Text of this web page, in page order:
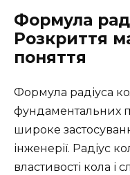
Формула
Розкриття
поняття
Формула радіуса
фундаментальних
широке
інженерії. Радіус
властивості кола